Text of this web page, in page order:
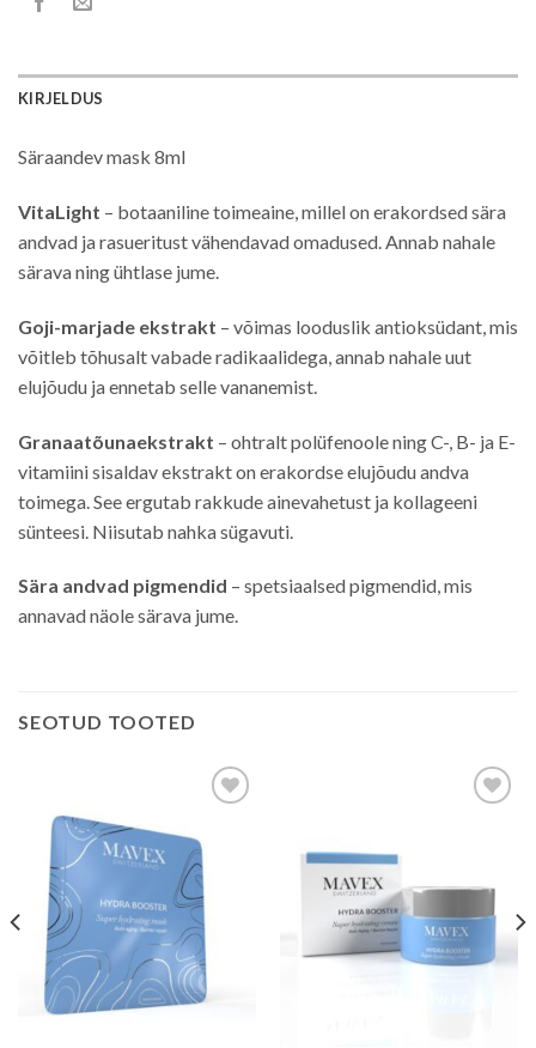
KIRJELDUS
Säraandev mask 8ml
VitaLight – botaaniline toimeaine, millel on erakordsed sära
andvad ja rasueritust vähendavad omadused. Annab nahale
särava ning ühtlase jume.
Goji-marjade ekstrakt – võimas looduslik antioksüdant, mis
võitleb tõhusalt vabade radikaalidega, annab nahale uut
elujõudu ja ennetab selle vananemist.
Granaatõunaekstrakt – ohtralt polüfenoole ning C-, B- ja E-
vitamiini sisaldav ekstrakt on erakordse elujõudu andva
toimega. See ergutab rakkude ainevahetust ja kollageeni
sünteesi. Niisutab nahka sügavuti.
Sära andvad pigmendid – spetsiaalsed pigmendid, mis
annavad näole särava jume.
SEOTUD TOOTED
soovinimekirja